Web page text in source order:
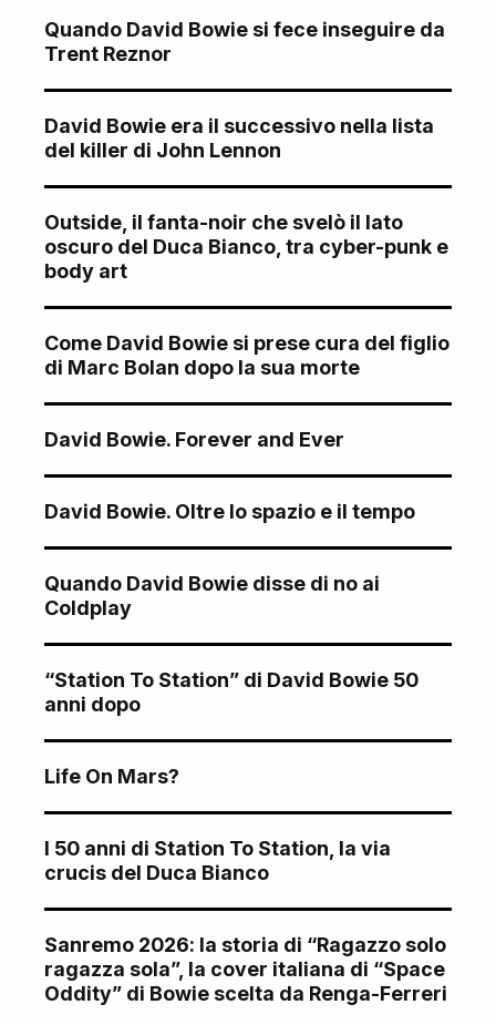
Quando David Bowie si fece inseguire da
Trent Reznor
David Bowie era il successivo nella lista
del killer di John Lennon
Outside, il fanta-noir che svelò il lato
oscuro del Duca Bianco, tra cyber-punk e
body art
Come David Bowie si prese cura del figlio
di Marc Bolan dopo la sua morte
David Bowie. Forever and Ever
David Bowie. Oltre lo spazio e il tempo
Quando David Bowie disse di no ai
Coldplay
“Station To Station” di David Bowie 50
anni dopo
Life On Mars?
I 50 anni di Station To Station, la via
crucis del Duca Bianco
Sanremo 2026: la storia di “Ragazzo solo
ragazza sola”, la cover italiana di “Space
Oddity” di Bowie scelta da Renga-Ferreri